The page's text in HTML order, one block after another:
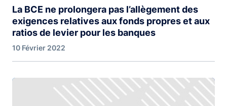
La BCE ne prolongera pas l’allègement des
exigences relatives aux fonds propres et aux
ratios de levier pour les banques
10 Février 2022